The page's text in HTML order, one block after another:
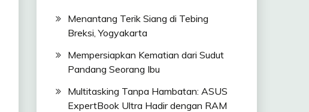
Menantang Terik Siang di Tebing
Breksi, Yogyakarta
Mempersiapkan Kematian dari Sudut
Pandang Seorang Ibu
Multitasking Tanpa Hambatan: ASUS
ExpertBook Ultra Hadir dengan RAM